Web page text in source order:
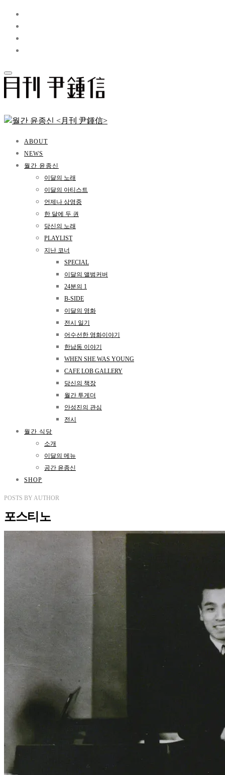
ABOUT
NEWS
월간 윤종신
이달의 노래
이달의 아티스트
언제나 상영중
한 달에 두 권
당신의 노래
PLAYLIST
지난 코너
SPECIAL
이달의 앨범커버
24분의 1
B-SIDE
이달의 영화
전시 일기
어수선한 영화이야기
한남동 이야기
WHEN SHE WAS YOUNG
CAFE LOB GALLERY
당신의 책장
월간 투게더
안성진의 관심
전시
월간 식당
소개
이달의 메뉴
공간 윤종신
SHOP
POSTS BY AUTHOR
포스티노